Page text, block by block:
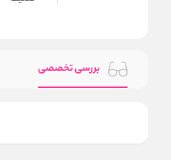
بررسی تخصصی